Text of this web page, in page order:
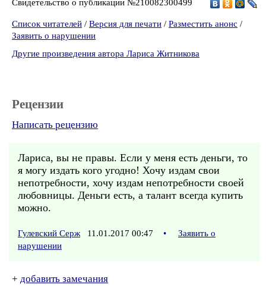
Свидетельство о публикации №210082300499
Список читателей / Версия для печати / Разместить анонс /
Заявить о нарушении
Другие произведения автора Лариса Житникова
Рецензии
Написать рецензию
Лариса, вы не правы. Если у меня есть деньги, то
я могу издать кого угодно! Хочу издам свои
непотребности, хочу издам непотребности своей
любовницы. Деньги есть, а талант всегда купить
можно.
Гулевский Серж 11.01.2017 00:47 •
Заявить о
нарушении
+ добавить замечания